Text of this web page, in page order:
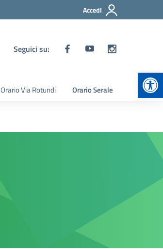
Accedi
Seguici su:
Orario Via Rotundi Orario Serale